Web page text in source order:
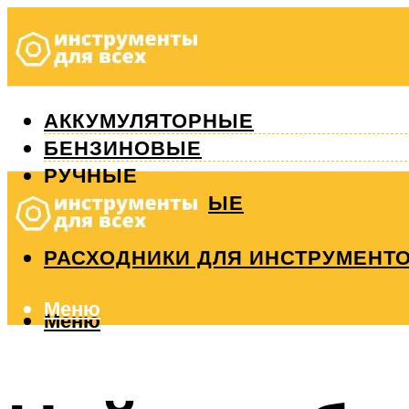
АККУМУЛЯТОРНЫЕ
БЕНЗИНОВЫЕ
РУЧНЫЕ
ИЗМЕРИТЕЛЬНЫЕ
РЕМОНТ
РАСХОДНИКИ ДЛЯ
Меню
Меню